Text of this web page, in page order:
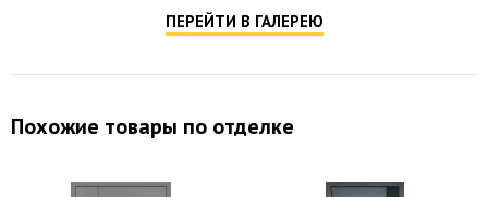
ПЕРЕЙТИ В ГАЛЕРЕЮ
Похожие товары по отделке